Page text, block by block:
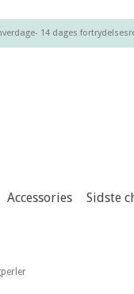
14 dages
Accessories Sidste